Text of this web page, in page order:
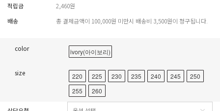
적립금
2,460원
배송
총 결제금액이 100,000원 미만시 배송비 3,500원이 청구됩니다.
color ivory(아이보리)
size 220 225 230 235 240 245
250
255
260